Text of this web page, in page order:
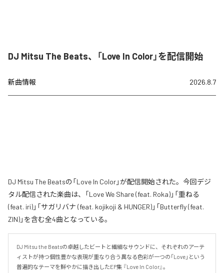
DJ Mitsu The Beats、「Love In Color」を配信開始
新曲情報 2026.8.7
DJ Mitsu The Beatsの「Love In Color」が配信開始された。今回デジ
タル配信された楽曲は、「Love We Share (feat. Roka)」「重ねる
(feat. iri)」「サガリバナ (feat. kojikoji & HUNGER)」「Butterfly (feat.
ZIN)」を含む全4曲となっている。
DJ Mitsu the Beatsの卓越したビートと繊細なサウンドに、それぞれのアーテ
ィストが持つ個性豊かな表現が重なり合う異なる色彩が一つの「Love」という
普遍的なテーマを鮮やかに描き出したEP集 『Love In Color』。